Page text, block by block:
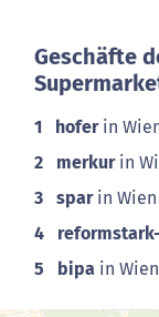
Geschäfte
1 hoferin
2 merkurin
3 sparin
4
5 bipa in